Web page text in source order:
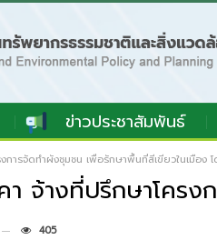
ข่าวประชาสัมพันธ์
การจัดทำผังชุมชน เพื่อรักษาพื้นที่สีเขียวในเมือง
า จ้างที่ปรึกษาโค
405